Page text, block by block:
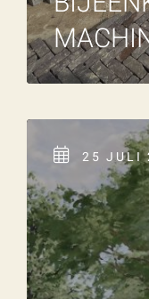
25 JULI